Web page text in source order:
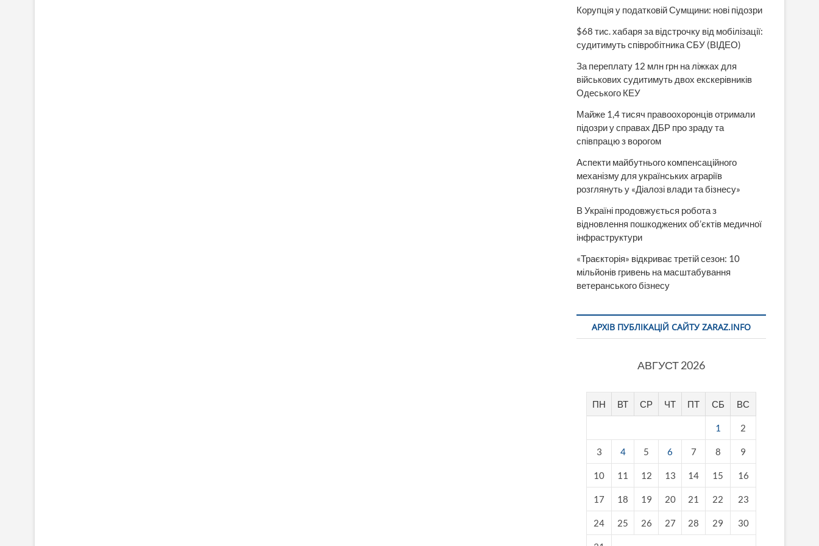
Корупція у податковій Сумщини: нові підозри
$68 тис. хабаря за відстрочку від мобілізації:
судитимуть співробітника СБУ (ВІДЕО)
За переплату 12 млн грн на ліжках для
військових судитимуть двох екскерівників
Одеського КЕУ
Майже 1,4 тисяч правоохоронців отримали
підозри у справах ДБР про зраду та
співпрацю з ворогом
Аспекти майбутнього компенсаційного
механізму для українських аграріїв
розглянуть у «Діалозі влади та бізнесу»
В Україні продовжується робота з
відновлення пошкоджених об’єктів медичної
інфраструктури
«Траєкторія» відкриває третій сезон: 10
мільйонів гривень на масштабування
ветеранського бізнесу
АРХІВ ПУБЛІКАЦІЙ САЙТУ ZARAZ.INFO
АВГУСТ 2026
ПН ВТ СР ЧТ ПТ СБ ВС
1 2
3 4 5 6 7 8 9
10 11 12 13 14 15 16
17 18 19 20 21 22 23
24 25 26 27 28 29 30